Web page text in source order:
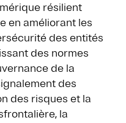
résilient
en améliorant les
des entités
des normes
de la
des
des risques et la
la